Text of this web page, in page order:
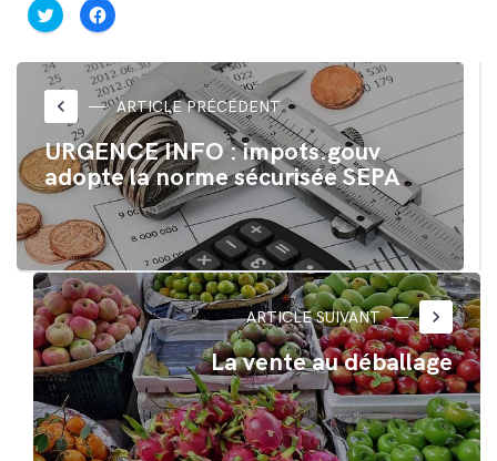
Cliquez
pour
partager
Twitter(ouvre
dans
une
nouvelle
fenêtre)
Cliquez
pour
partager
Facebook(ouvre
dans
une
nouvelle
fenêtre)
keyboard_arrow_left ARTICLE PRÉCÉDENT
URGENCE INFO : impots.gouv
adopte la norme sécurisée SEPA
ARTICLE SUIVANT keyboard_arrow_right
La vente au déballage